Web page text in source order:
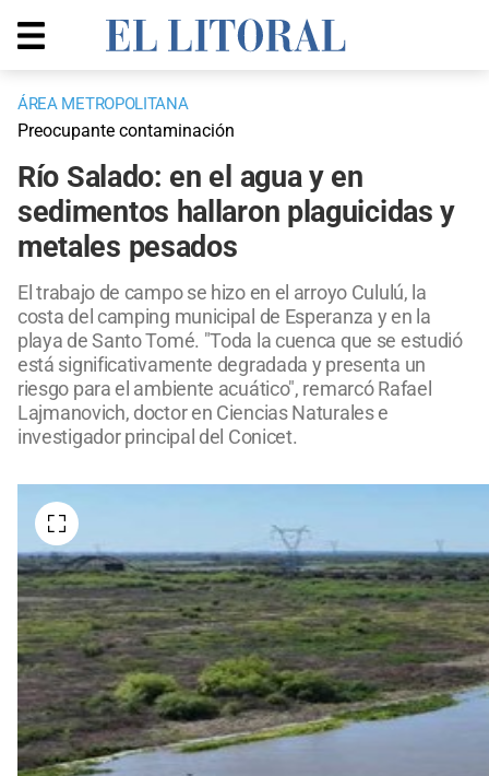
ÁREA METROPOLITANA
Preocupante contaminación
Río Salado: en el agua y en
sedimentos hallaron plaguicidas y
metales pesados
El trabajo de campo se hizo en el arroyo Cululú, la
costa del camping municipal de Esperanza y en la
playa de Santo Tomé. "Toda la cuenca que se estudió
está significativamente degradada y presenta un
riesgo para el ambiente acuático", remarcó Rafael
Lajmanovich, doctor en Ciencias Naturales e
investigador principal del Conicet.